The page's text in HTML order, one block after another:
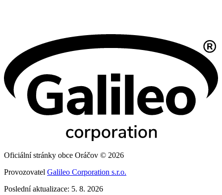
Oficiální stránky obce Oráčov © 2026
Provozovatel Galileo Corporation s.r.o.
Poslední aktualizace: 5. 8. 2026